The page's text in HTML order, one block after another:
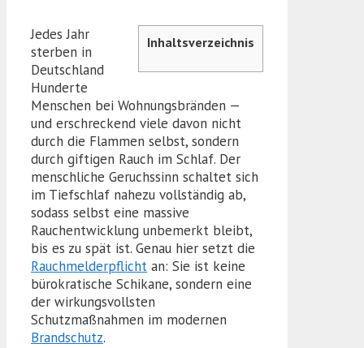
Inhaltsverzeichnis
Jedes Jahr
sterben in
Deutschland
Hunderte
Menschen bei Wohnungsbränden —
und erschreckend viele davon nicht
durch die Flammen selbst, sondern
durch giftigen Rauch im Schlaf. Der
menschliche Geruchssinn schaltet sich
im Tiefschlaf nahezu vollständig ab,
sodass selbst eine massive
Rauchentwicklung unbemerkt bleibt,
bis es zu spät ist. Genau hier setzt die
Rauchmelderpflicht an: Sie ist keine
bürokratische Schikane, sondern eine
der wirkungsvollsten
Schutzmaßnahmen im modernen
Brandschutz.